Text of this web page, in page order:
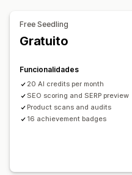
Free Seedling
Gratuito
Funcionalidades
20 AI credits per month
SEO scoring and SERP preview
Product scans and audits
16 achievement badges